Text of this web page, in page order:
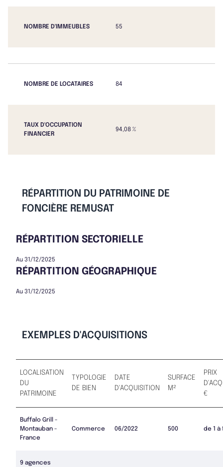
NOMBRE D'IMMEUBLES 55
NOMBRE DE LOCATAIRES 84
TAUX D'OCCUPATION
FINANCIER
94,08 %
RÉPARTITION DU PATRIMOINE DE
FONCIÈRE REMUSAT
RÉPARTITION SECTORIELLE
Au 31/12/2025
RÉPARTITION GÉOGRAPHIQUE
Au 31/12/2025
EXEMPLES D'ACQUISITIONS
LOCALISATION
DU
PATRIMOINE
TYPOLOGIE
DE BIEN
DATE
D'ACQUISITION
SURFACE
M²
PRIX
€
Buffalo Grill -
Montauban -
France
Commerce 06/2022 500 de 1 à
9 agences